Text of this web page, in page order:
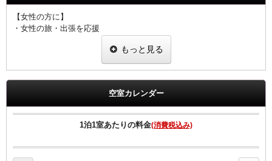
【女性の方に】
・女性の旅・出張を応援
ピュアスマイル eyeしてる
ジュレーム ノンシリコンシャンプー・トリートメント
※内容については変更になることもあります。ご了承下さい。
完備。
もっと見る
空室カレンダー
1泊1室あたりの料金(消費税込み)